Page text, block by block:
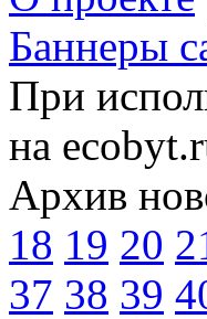
Баннеры
При
на
Архив
18 19 20
37 38 39